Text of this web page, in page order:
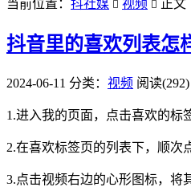
当前位置： 抖社媒  视频  正文
抖音里的喜欢列表怎
2024-06-11 分类： 视频 阅读(292)
1.进入我的页面，点击喜欢的标
2.在喜欢标签页的列表下，顺次
3.点击视频右边的心形图标，将